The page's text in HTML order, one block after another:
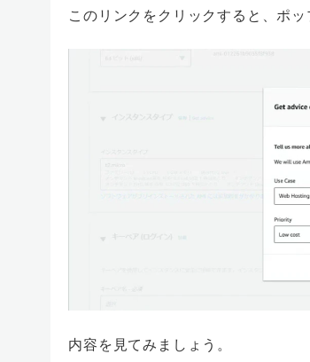
このリンクをクリックすると、ポッ
内容を見てみましょう。